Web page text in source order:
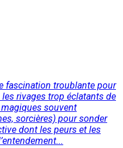
fascination troublante pour
rivages trop éclatants de
souvent
sorcières) pour sonder
dont les peurs et les